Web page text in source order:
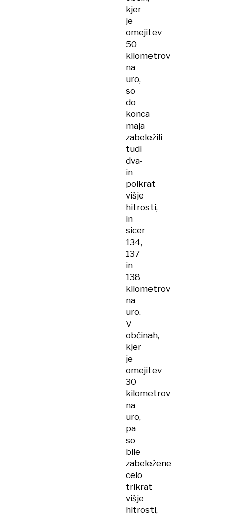
kjer
je
omejitev
50
kilometrov
na
uro,
so
do
konca
maja
zabeležili
tudi
dva-
in
polkrat
višje
hitrosti,
in
sicer
134,
137
in
138
kilometrov
na
uro.
V
občinah,
kjer
je
omejitev
30
kilometrov
na
uro,
pa
so
bile
zabeležene
celo
trikrat
višje
hitrosti,